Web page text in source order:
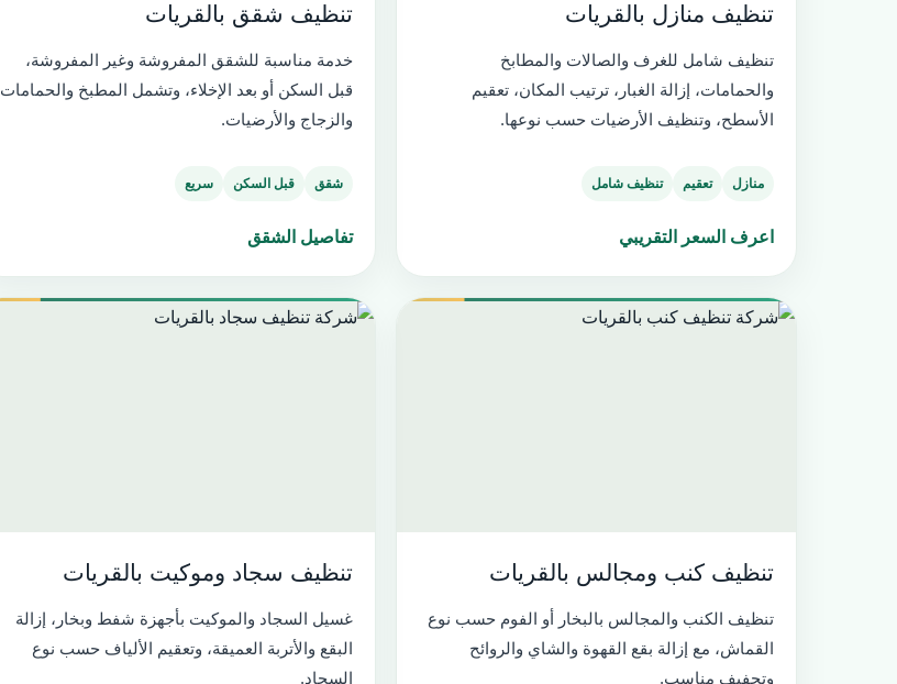
تنظيف منازل بالقريات
تنظيف شامل للغرف والصالات والمطابخ
والحمامات، إزالة الغبار، ترتيب المكان، تعقيم
الأسطح، وتنظيف الأرضيات حسب نوعها.
منازل تعقيم تنظيف شامل
اعرف السعر التقريبي
تنظيف شقق بالقريات
خدمة مناسبة للشقق المفروشة وغير المفروشة،
قبل السكن أو بعد الإخلاء، وتشمل المطبخ والحمامات
والزجاج والأرضيات.
شقق قبل السكن سريع
تفاصيل الشقق
تنظيف كنب ومجالس بالقريات
تنظيف الكنب والمجالس بالبخار أو الفوم حسب نوع
القماش، مع إزالة بقع القهوة والشاي والروائح
وتجفيف مناسب.
تنظيف سجاد وموكيت بالقريات
غسيل السجاد والموكيت بأجهزة شفط وبخار، إزالة
البقع والأتربة العميقة، وتعقيم الألياف حسب نوع
السجاد.